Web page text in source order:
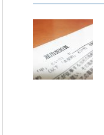
◯
労働組合
◯
対応可能
△
なし